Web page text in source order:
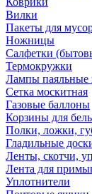
Вилки
Пакеты для
Ножницы
Салфетки
Термокружки
Лампы паяльные
Сетка москитная
Газовые баллоны
Корзины для
Полки, ложки,
Гладильные
Ленты, скотчи,
Лента для
Уплотнители